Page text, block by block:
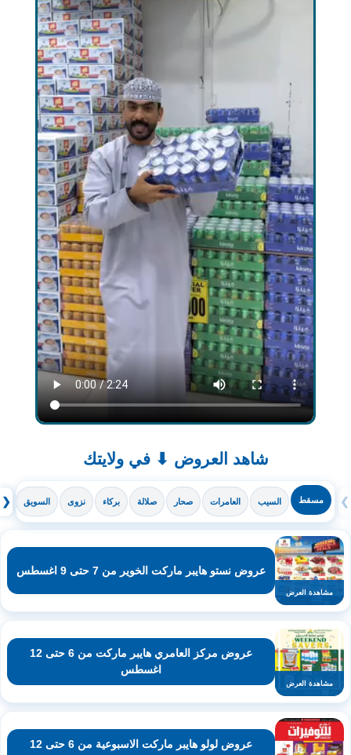
شاهد العروض ⬇ في ولايتك
❮ مسقط السيب العامرات صحار صلالة بركاء نزوى السويق ❯
مشاهدة العرض
عروض نستو هايبر ماركت الخوير من 7 حتى 9 اغسطس
مشاهدة العرض
عروض مركز العامري هايبر ماركت من 6 حتى 12
اغسطس
عروض لولو هايبر ماركت الاسبوعية من 6 حتى 12